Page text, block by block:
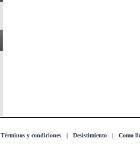
Términos y condiciones | Desistimiento | Como